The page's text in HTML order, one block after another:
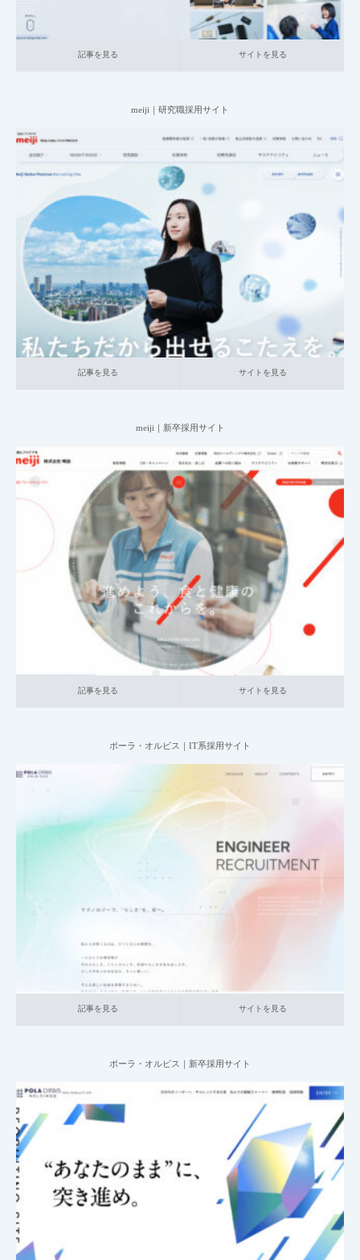
記事を見る サイトを見る
meiji｜研究職採用サイト
2025.06.20
001_新卒採用サイト 014_食品 大企業の採用サイト 研究職
記事を見る サイトを見る
記事を見る サイトを見る
meiji｜新卒採用サイト
2025.06.20
001_新卒採用サイト 014_食品 大企業の採用サイト
記事を見る サイトを見る
記事を見る サイトを見る
ポーラ・オルビス｜IT系採用サイト
中小企業の採用サイト IT職
記事を見る サイトを見る
ポーラ・オルビス｜新卒採用サイト
001_新卒採用サイト 006_LPサイト 016_生活日用品
中小企業の採用